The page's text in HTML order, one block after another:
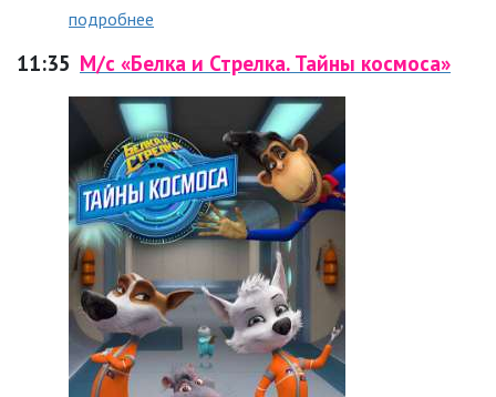
подробнее
11:35 М/с «Белка и Стрелка. Тайны космоса»